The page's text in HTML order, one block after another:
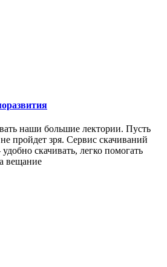
наши большие лектории. Пусть
пройдет зря. Сервис скачиваний
скачивать, легко помогать
вещание